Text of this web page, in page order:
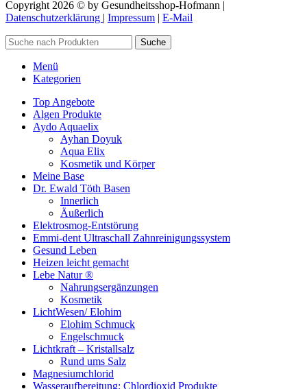
Copyright 2026 © by Gesundheitsshop-Hofmann |
Datenschutzerklärung | Impressum | E-Mail
Suche
Menü
Kategorien
Top Angebote
Algen Produkte
Aydo Aquaelix
Ayhan Doyuk
Aqua Elix
Kosmetik und Körper
Meine Base
Dr. Ewald Töth Basen
Innerlich
Äußerlich
Elektrosmog-Entstörung
Emmi-dent Ultraschall Zahnreinigungssystem
Gesund Leben
Heizen leicht gemacht
Lebe Natur ®
Nahrungsergänzungen
Kosmetik
LichtWesen/ Elohim
Elohim Schmuck
Engelschmuck
Lichtkraft – Kristallsalz
Rund ums Salz
Magnesiumchlorid
Wasseraufbereitung: Chlordioxid Produkte